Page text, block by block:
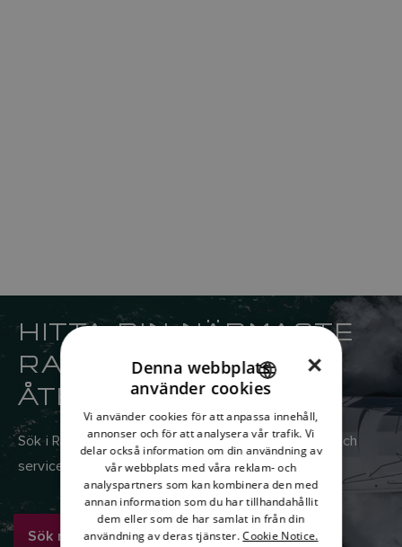
HITTA DIN NÄRMASTE
RAYMARINE
ÅTERFÖRSÄLJARE
Sök i Raymarines globala nätverk av återförsäljare och
servicecenter
Sök nu
ENGLISH
FRENCH
DANISH
ITALIAN
SWEDISH
×
Denna webbplats
använder cookies
Vi använder cookies för att anpassa innehåll,
annonser och för att analysera vår trafik. Vi
delar också information om din användning av
vår webbplats med våra reklam- och
analyspartners som kan kombinera den med
annan information som du har tillhandahållit
dem eller som de har samlat in från din
användning av deras tjänster. Cookie Notice.